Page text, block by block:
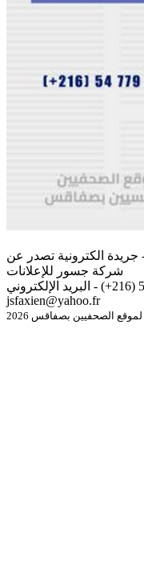
الكترونية تصدر عن
شركة جسور للإعلانات
للإتصال أو نشر الردود الهاتف 54779966 (216+) - البريد الإلكتروني
jsfaxien@yahoo.fr
الصحفيين بصفاقس 2026